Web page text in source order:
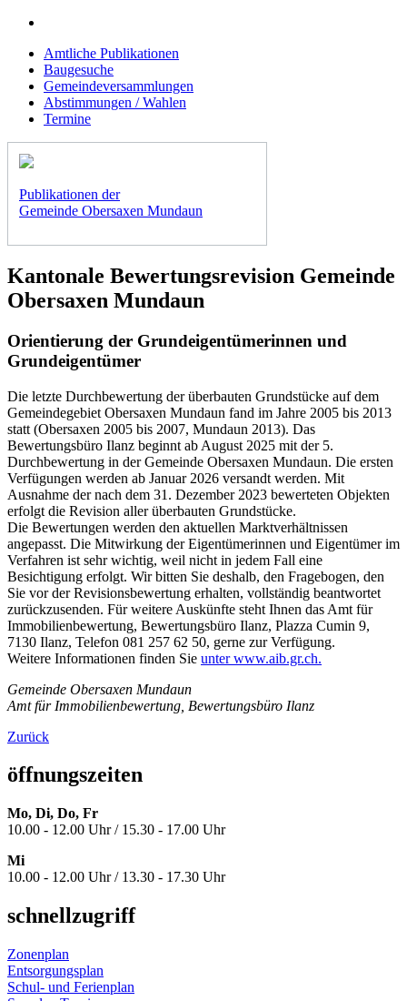
Amtliche Publikationen
Baugesuche
Gemeindeversammlungen
Abstimmungen / Wahlen
Termine
Publikationen der
Gemeinde Obersaxen Mundaun
Kantonale Bewertungsrevision Gemeinde
Obersaxen Mundaun
Orientierung der Grundeigentümerinnen und
Grundeigentümer
Die letzte Durchbewertung der überbauten Grundstücke auf dem
Gemeindegebiet Obersaxen Mundaun fand im Jahre 2005 bis 2013
statt (Obersaxen 2005 bis 2007, Mundaun 2013). Das
Bewertungsbüro Ilanz beginnt ab August 2025 mit der 5.
Durchbewertung in der Gemeinde Obersaxen Mundaun. Die ersten
Verfügungen werden ab Januar 2026 versandt werden. Mit
Ausnahme der nach dem 31. Dezember 2023 bewerteten Objekten
erfolgt die Revision aller überbauten Grundstücke.
Die Bewertungen werden den aktuellen Marktverhältnissen
angepasst. Die Mitwirkung der Eigentümerinnen und Eigentümer im
Verfahren ist sehr wichtig, weil nicht in jedem Fall eine
Besichtigung erfolgt. Wir bitten Sie deshalb, den Fragebogen, den
Sie vor der Revisionsbewertung erhalten, vollständig beantwortet
zurückzusenden. Für weitere Auskünfte steht Ihnen das Amt für
Immobilienbewertung, Bewertungsbüro Ilanz, Plazza Cumin 9,
7130 Ilanz, Telefon 081 257 62 50, gerne zur Verfügung.
Weitere Informationen finden Sie unter www.aib.gr.ch.
Gemeinde Obersaxen Mundaun
Amt für Immobilienbewertung, Bewertungsbüro Ilanz
Zurück
öffnungszeiten
Mo, Di, Do, Fr
10.00 - 12.00 Uhr / 15.30 - 17.00 Uhr
Mi
10.00 - 12.00 Uhr / 13.30 - 17.30 Uhr
schnellzugriff
Zonenplan
Entsorgungsplan
Schul- und Ferienplan